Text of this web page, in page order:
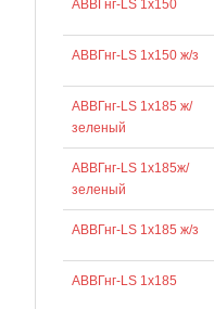
АВВГнг-LS 1х150
АВВГнг-LS 1х150 ж/з
АВВГнг-LS 1х185 ж/
зеленый
АВВГнг-LS 1х185ж/
зеленый
АВВГнг-LS 1х185 ж/з
АВВГнг-LS 1х185